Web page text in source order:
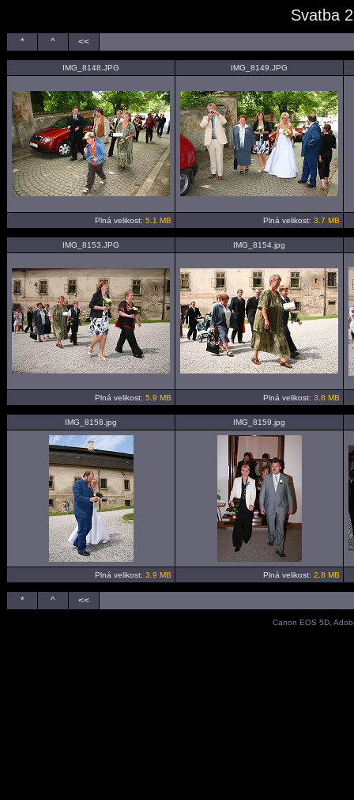
Svatba
* ^ <<
IMG_8148.JPG IMG_8149.JPG
Plná velikost: 5.1 MB Plná velikost: 3.7 MB
IMG_8153.JPG IMG_8154.jpg
Plná velikost: 5.9 MB Plná velikost: 3.8 MB
IMG_8158.jpg IMG_8159.jpg
Plná velikost: 3.9 MB Plná velikost: 2.8 MB
* ^ <<
Canon EOS 5D,